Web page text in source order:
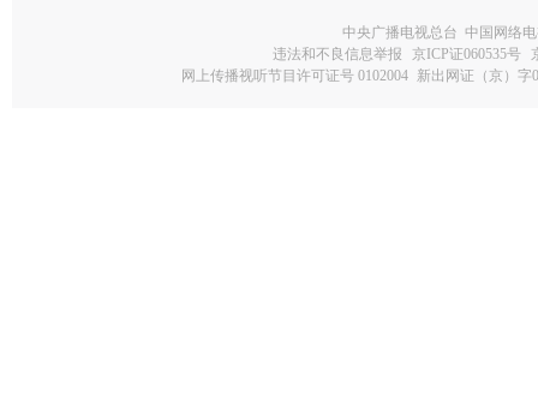
中央广播电视总台 中国网络
违法和不良信息举报
京ICP证060535号
网上传播视听节目许可证号 0102004 新出网证（京）